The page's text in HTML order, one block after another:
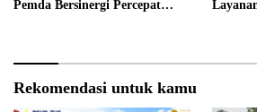
Pemda Bersinergi Percepat
Rekomendasi untuk kamu